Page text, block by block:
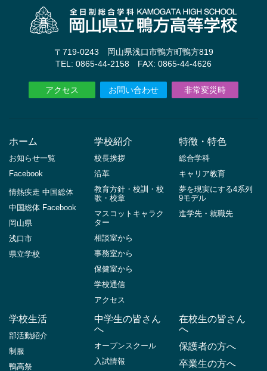
〒719-0243 岡山県浅口市鴨方町鴨方819
TEL: 0865-44-2158 FAX: 0865-44-4626
アクセス お問い合わせ 非常変災時
ホーム
お知らせ一覧
Facebook
情熱疾走 中国総体
中国総体 Facebook
岡山県
浅口市
県立学校
学校紹介
校長挨拶
沿革
教育方針・校訓・校
歌・校章
マスコットキャラク
ター
相談室から
事務室から
保健室から
学校通信
アクセス
特徴・特色
総合学科
キャリア教育
夢を現実にする4系列
9モデル
進学先・就職先
学校生活
部活動紹介
制服
鴨高祭
中学生の皆さん
へ
オープンスクール
入試情報
在校生の皆さん
へ
保護者の方へ
卒業生の方へ